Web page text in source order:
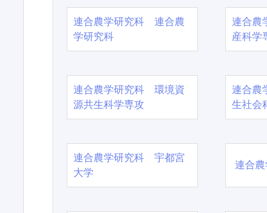
連合農学研究科 連合農
学研究科
連合農
産科学
連合農学研究科 環境資
源共生科学専攻
連合農
生社会
連合農学研究科 宇都宮
大学
連合